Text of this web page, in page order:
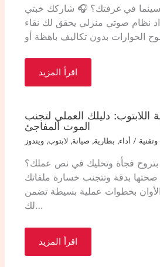
في غرفتك؟ 🎧 شاركك خبتي
نظام صوتي منزلي يحقق لك نقاء
اقرأ المزيد
دليلك العملي لتجنب
الموت المفاجئ
وتقنية / أداء, بطارية, صيانة, لابتوب,ويندوز
بتروح فجأة وتخليك في نص عملك؟
بدقة وتتجنب خسارة ملفاتك
بخطوات عملية بسيطة تضمن
لك…
اقرأ المزيد